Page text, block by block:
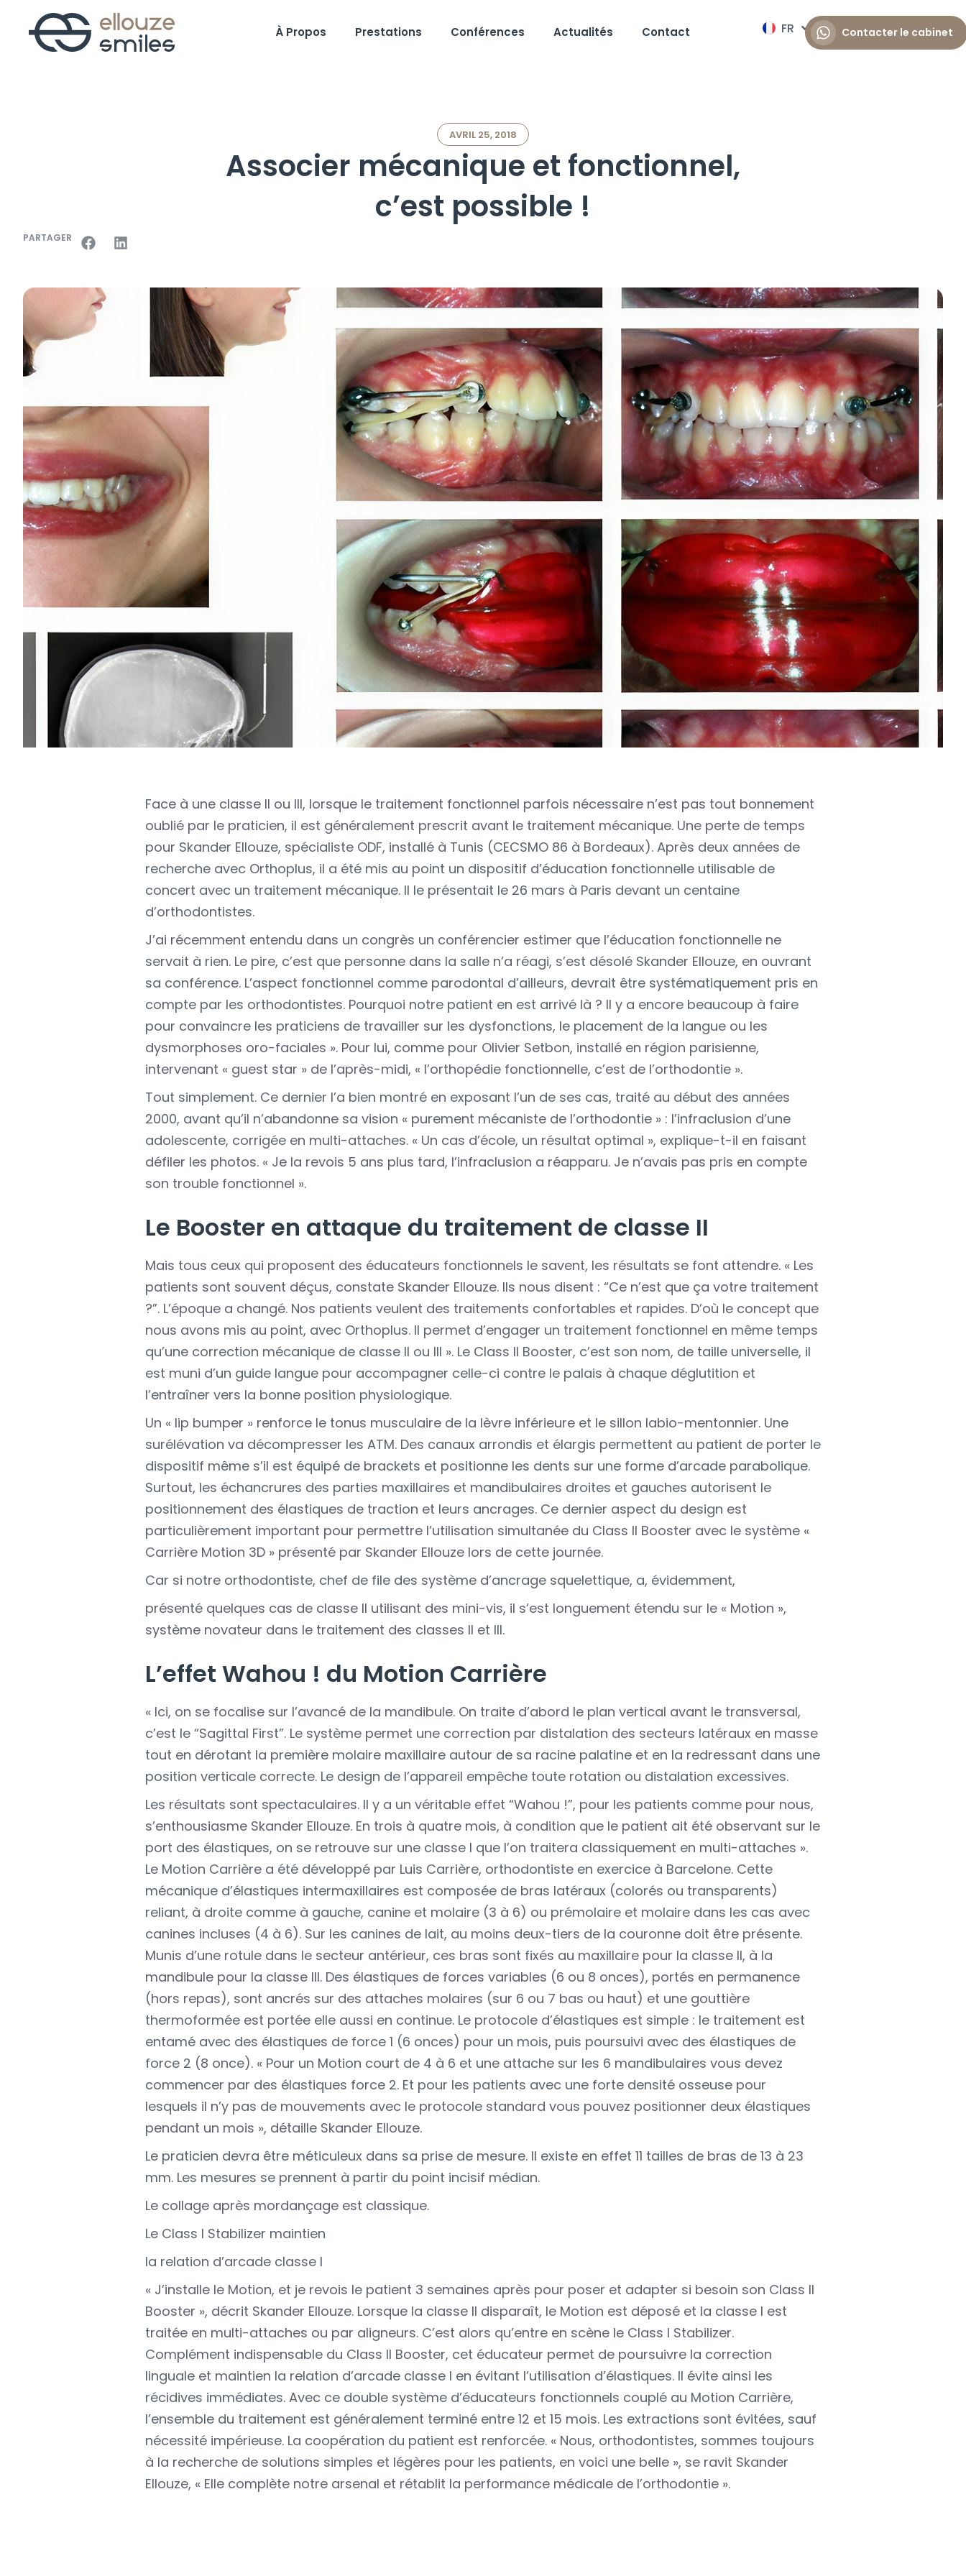
À Propos Prestations Conférences Actualités Contact FR
EN Contacter le cabinet
AVRIL 25, 2018
Associer mécanique et fonctionnel,
c’est possible !
PARTAGER
Face à une classe II ou III, lorsque le traitement fonctionnel parfois nécessaire n’est pas tout bonnement
oublié par le praticien, il est généralement prescrit avant le traitement mécanique. Une perte de temps
pour Skander Ellouze, spécialiste ODF, installé à Tunis (CECSMO 86 à Bordeaux). Après deux années de
recherche avec Orthoplus, il a été mis au point un dispositif d’éducation fonctionnelle utilisable de
concert avec un traitement mécanique. Il le présentait le 26 mars à Paris devant un centaine
d’orthodontistes.
J’ai récemment entendu dans un congrès un conférencier estimer que l’éducation fonctionnelle ne
servait à rien. Le pire, c’est que personne dans la salle n’a réagi, s’est désolé Skander Ellouze, en ouvrant
sa conférence. L’aspect fonctionnel comme parodontal d’ailleurs, devrait être systématiquement pris en
compte par les orthodontistes. Pourquoi notre patient en est arrivé là ? Il y a encore beaucoup à faire
pour convaincre les praticiens de travailler sur les dysfonctions, le placement de la langue ou les
dysmorphoses oro-faciales ». Pour lui, comme pour Olivier Setbon, installé en région parisienne,
intervenant « guest star » de l’après-midi, « l’orthopédie fonctionnelle, c’est de l’orthodontie ».
Tout simplement. Ce dernier l’a bien montré en exposant l’un de ses cas, traité au début des années
2000, avant qu’il n’abandonne sa vision « purement mécaniste de l’orthodontie » : l’infraclusion d’une
adolescente, corrigée en multi-attaches. « Un cas d’école, un résultat optimal », explique-t-il en faisant
défiler les photos. « Je la revois 5 ans plus tard, l’infraclusion a réapparu. Je n’avais pas pris en compte
son trouble fonctionnel ».
Le Booster en attaque du traitement de classe II
Mais tous ceux qui proposent des éducateurs fonctionnels le savent, les résultats se font attendre. « Les
patients sont souvent déçus, constate Skander Ellouze. Ils nous disent : “Ce n’est que ça votre traitement
?”. L’époque a changé. Nos patients veulent des traitements confortables et rapides. D’où le concept que
nous avons mis au point, avec Orthoplus. Il permet d’engager un traitement fonctionnel en même temps
qu’une correction mécanique de classe II ou III ». Le Class II Booster, c’est son nom, de taille universelle, il
est muni d’un guide langue pour accompagner celle-ci contre le palais à chaque déglutition et
l’entraîner vers la bonne position physiologique.
Un « lip bumper » renforce le tonus musculaire de la lèvre inférieure et le sillon labio-mentonnier. Une
surélévation va décompresser les ATM. Des canaux arrondis et élargis permettent au patient de porter le
dispositif même s’il est équipé de brackets et positionne les dents sur une forme d’arcade parabolique.
Surtout, les échancrures des parties maxillaires et mandibulaires droites et gauches autorisent le
positionnement des élastiques de traction et leurs ancrages. Ce dernier aspect du design est
particulièrement important pour permettre l’utilisation simultanée du Class II Booster avec le système «
Carrière Motion 3D » présenté par Skander Ellouze lors de cette journée.
Car si notre orthodontiste, chef de file des système d’ancrage squelettique, a, évidemment,
présenté quelques cas de classe II utilisant des mini-vis, il s’est longuement étendu sur le « Motion »,
système novateur dans le traitement des classes II et III.
L’effet Wahou ! du Motion Carrière
« Ici, on se focalise sur l’avancé de la mandibule. On traite d’abord le plan vertical avant le transversal,
c’est le “Sagittal First”. Le système permet une correction par distalation des secteurs latéraux en masse
tout en dérotant la première molaire maxillaire autour de sa racine palatine et en la redressant dans une
position verticale correcte. Le design de l’appareil empêche toute rotation ou distalation excessives.
Les résultats sont spectaculaires. Il y a un véritable effet “Wahou !”, pour les patients comme pour nous,
s’enthousiasme Skander Ellouze. En trois à quatre mois, à condition que le patient ait été observant sur le
port des élastiques, on se retrouve sur une classe I que l’on traitera classiquement en multi-attaches ».
Le Motion Carrière a été développé par Luis Carrière, orthodontiste en exercice à Barcelone. Cette
mécanique d’élastiques intermaxillaires est composée de bras latéraux (colorés ou transparents)
reliant, à droite comme à gauche, canine et molaire (3 à 6) ou prémolaire et molaire dans les cas avec
canines incluses (4 à 6). Sur les canines de lait, au moins deux-tiers de la couronne doit être présente.
Munis d’une rotule dans le secteur antérieur, ces bras sont fixés au maxillaire pour la classe II, à la
mandibule pour la classe III. Des élastiques de forces variables (6 ou 8 onces), portés en permanence
(hors repas), sont ancrés sur des attaches molaires (sur 6 ou 7 bas ou haut) et une gouttière
thermoformée est portée elle aussi en continue. Le protocole d’élastiques est simple : le traitement est
entamé avec des élastiques de force 1 (6 onces) pour un mois, puis poursuivi avec des élastiques de
force 2 (8 once). « Pour un Motion court de 4 à 6 et une attache sur les 6 mandibulaires vous devez
commencer par des élastiques force 2. Et pour les patients avec une forte densité osseuse pour
lesquels il n’y pas de mouvements avec le protocole standard vous pouvez positionner deux élastiques
pendant un mois », détaille Skander Ellouze.
Le praticien devra être méticuleux dans sa prise de mesure. Il existe en effet 11 tailles de bras de 13 à 23
mm. Les mesures se prennent à partir du point incisif médian.
Le collage après mordançage est classique.
Le Class I Stabilizer maintien
la relation d’arcade classe I
« J’installe le Motion, et je revois le patient 3 semaines après pour poser et adapter si besoin son Class II
Booster », décrit Skander Ellouze. Lorsque la classe II disparaît, le Motion est déposé et la classe I est
traitée en multi-attaches ou par aligneurs. C’est alors qu’entre en scène le Class I Stabilizer.
Complément indispensable du Class II Booster, cet éducateur permet de poursuivre la correction
linguale et maintien la relation d’arcade classe I en évitant l’utilisation d’élastiques. Il évite ainsi les
récidives immédiates. Avec ce double système d’éducateurs fonctionnels couplé au Motion Carrière,
l’ensemble du traitement est généralement terminé entre 12 et 15 mois. Les extractions sont évitées, sauf
nécessité impérieuse. La coopération du patient est renforcée. « Nous, orthodontistes, sommes toujours
à la recherche de solutions simples et légères pour les patients, en voici une belle », se ravit Skander
Ellouze, « Elle complète notre arsenal et rétablit la performance médicale de l’orthodontie ».